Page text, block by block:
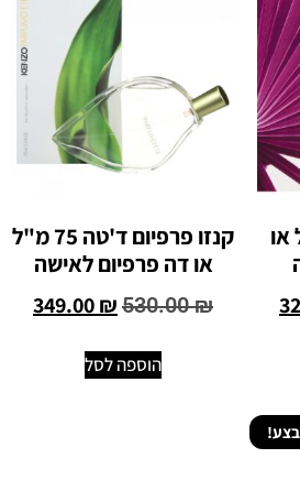
מ"ל או
קנזו פרפיום ד'טה 75 מ"ל
או דה פרפיום לאישה
530.00₪
349.00₪
הוספה לסל